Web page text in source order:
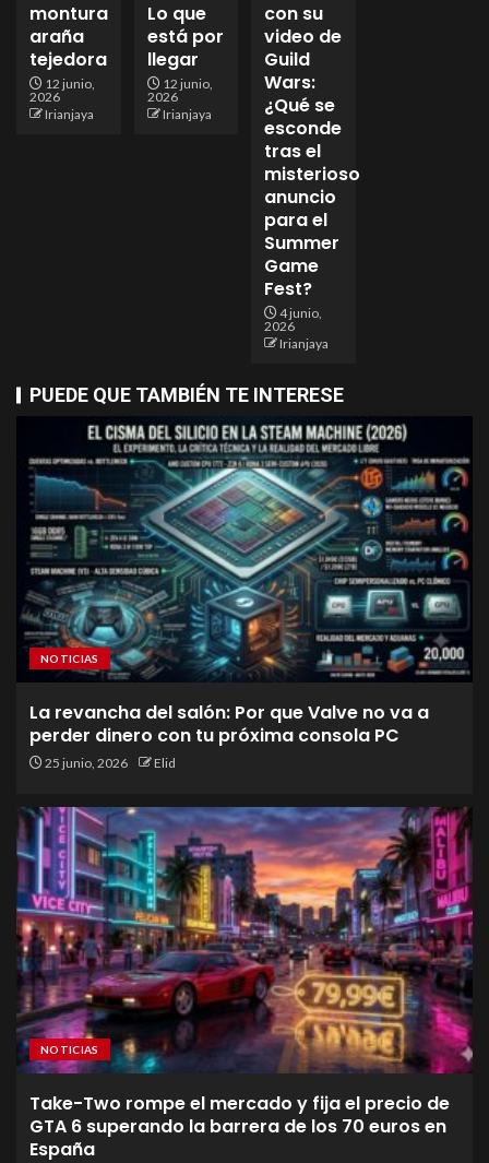
montura
araña
tejedora
12 junio,
2026
Irianjaya
Lo que
está por
llegar
12 junio,
2026
Irianjaya
con su
video de
Guild
Wars:
¿Qué se
esconde
tras el
misterioso
anuncio
para el
Summer
Game
Fest?
4 junio,
2026
Irianjaya
PUEDE QUE TAMBIÉN TE INTERESE
NOTICIAS
La revancha del salón: Por que Valve no va a
perder dinero con tu próxima consola PC
25 junio, 2026 Elid
NOTICIAS
Take-Two rompe el mercado y fija el precio de
GTA 6 superando la barrera de los 70 euros en
España